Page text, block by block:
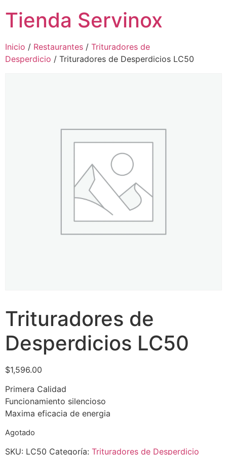
Tienda Servinox
Inicio / Restaurantes / Trituradores de
Desperdicio / Trituradores de Desperdicios LC50
Trituradores de
Desperdicios LC50
$1,596.00
Primera Calidad
Funcionamiento silencioso
Maxima eficacia de energia
Agotado
SKU: LC50 Categoría: Trituradores de Desperdicio